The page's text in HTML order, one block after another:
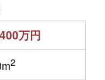
万円
2